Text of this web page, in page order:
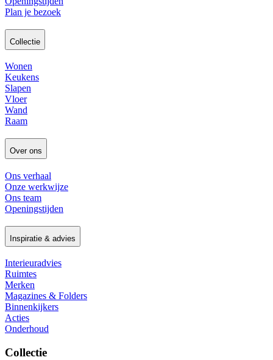
Plan je bezoek
Collectie
Wonen
Keukens
Slapen
Vloer
Wand
Raam
Over ons
Ons verhaal
Onze werkwijze
Ons team
Openingstijden
Inspiratie & advies
Interieuradvies
Ruimtes
Merken
Magazines & Folders
Binnenkijkers
Acties
Onderhoud
Collectie